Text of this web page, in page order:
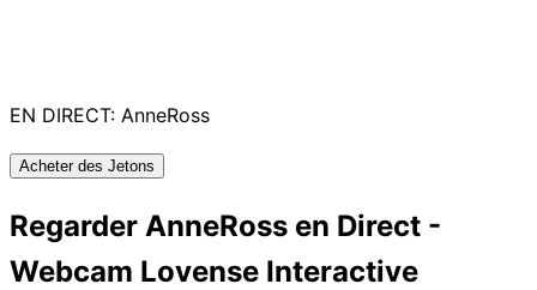
EN DIRECT: AnneRoss
Acheter des Jetons
Regarder AnneRoss en Direct -
Webcam Lovense Interactive